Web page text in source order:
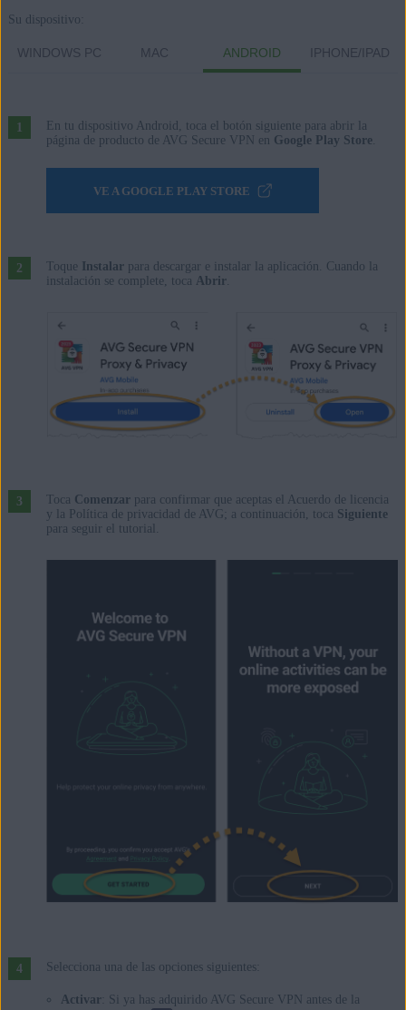
Su dispositivo:
WINDOWS PC MAC ANDROID IPHONE/IPAD
En tu dispositivo Android, toca el botón siguiente para abrir la
página de producto de AVG Secure VPN en Google Play Store.
VE A GOOGLE PLAY STORE
Toque Instalarpara descargar e instalar la aplicación. Cuando la
instalación se complete, toca Abrir.
Toca Comenzar para confirmar que aceptas el Acuerdo de licencia
y la Política de privacidad de AVG; a continuación, toca Siguiente
para seguir el tutorial.
Selecciona una de las opciones siguientes:
Activar: Si ya has adquirido AVG Secure VPN antes de la